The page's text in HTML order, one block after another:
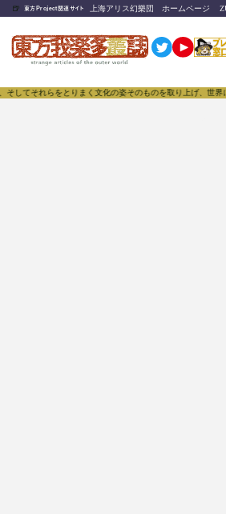
🍺 東方Project関連サイト 上海アリス幻樂団 ホームページ
まく文化の姿そのものを取り上げ、世界に向けて誇ら